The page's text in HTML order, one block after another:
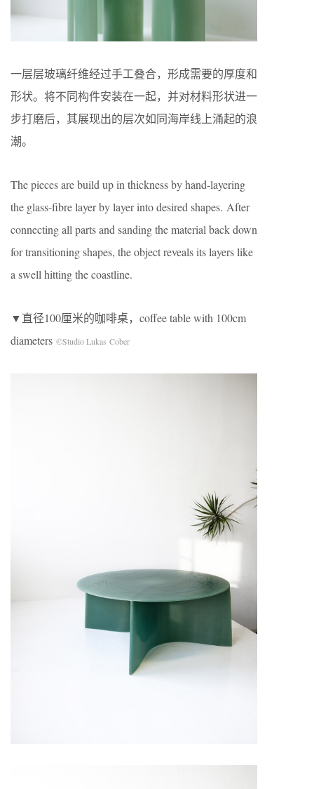
一层层玻璃纤维经过手工叠合，形成需要的厚度和
形状。将不同构件安装在一起，并对材料形状进一
步打磨后，其展现出的层次如同海岸线上涌起的浪
潮。
The pieces are build up in thickness by hand-layering
the glass-fibre layer by layer into desired shapes. After
connecting all parts and sanding the material back down
for transitioning shapes, the object reveals its layers like
a swell hitting the coastline.
▼直径100厘米的咖啡桌，coffee table with 100cm
diameters ©Studio Lukas Cober